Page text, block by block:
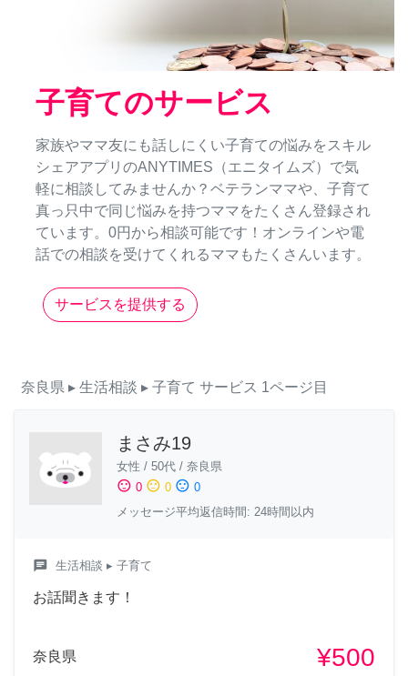
子育てのサービス
家族やママ友にも話しにくい子育ての悩みをスキル
シェアアプリのANYTIMES（エニタイムズ）で気
軽に相談してみませんか？ベテランママや、子育て
真っ只中で同じ悩みを持つママをたくさん登録され
ています。0円から相談可能です！オンラインや電
話での相談を受けてくれるママもたくさんいます。
サービスを提供する
奈良県 ▸ 生活相談 ▸ 子育て サービス 1ページ目
まさみ19
女性 / 50代 / 奈良県
sentiment_satisfied 0 sentiment_neutral 0 sentiment_dissatisfied 0
メッセージ平均返信時間: 24時間以内
chat 生活相談 ▸ 子育て
お話聞きます！
奈良県 ¥500